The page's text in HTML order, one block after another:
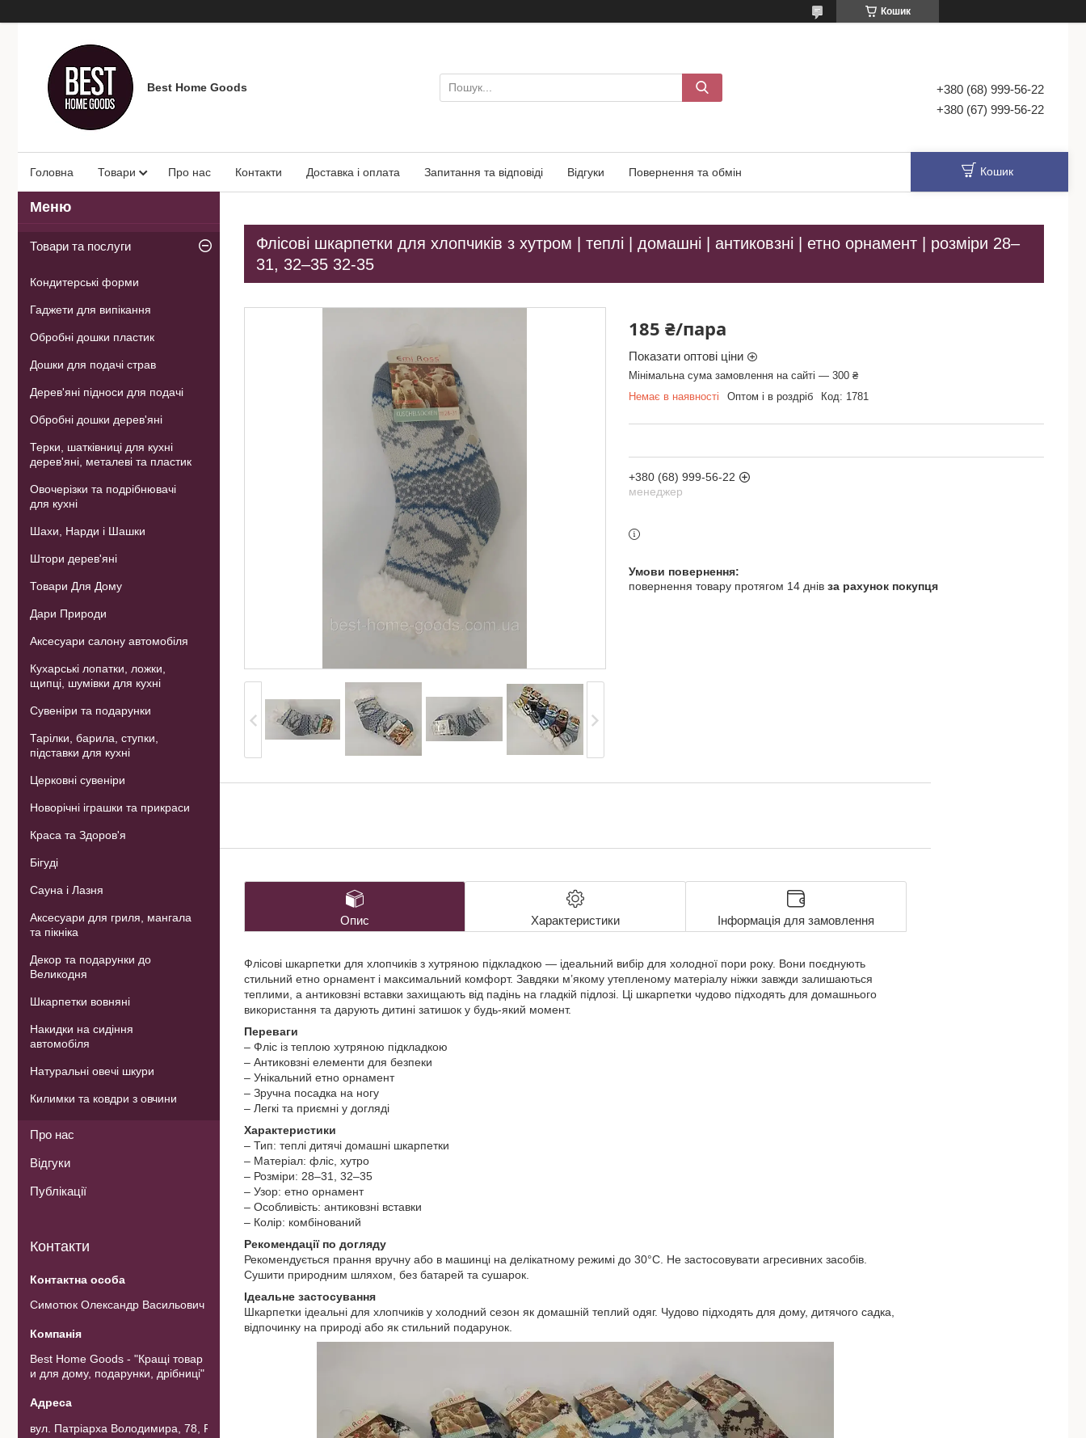
Кошик
Best Home Goods
+380 (68) 999-56-22
+380 (67) 999-56-22
Головна Товари Про нас Контакти Доставка і оплата Запитання та відповіді Відгуки Повернення та обмін Кошик
Флісові шкарпетки для хлопчиків з хутром | теплі | домашні | антиковзні | етно орнамент | розміри 28–
31, 32–35 32-35
185 ₴/пара
Показати оптові ціни
Мінімальна сума замовлення на сайті — 300 ₴
Немає в наявності
Оптом і в роздріб Код: 1781
+380 (68) 999-56-22
менеджер
повернення товару протягом 14 днів за рахунок покупця
Опис Характеристики Інформація для замовлення
Флісові шкарпетки для хлопчиків з хутряною підкладкою — ідеальний вибір для холодної пори року. Вони поєднують
стильний етно орнамент і максимальний комфорт. Завдяки м’якому утепленому матеріалу ніжки завжди залишаються
теплими, а антиковзні вставки захищають від падінь на гладкій підлозі. Ці шкарпетки чудово підходять для домашнього
використання та дарують дитині затишок у будь-який момент.
Переваги
– Фліс із теплою хутряною підкладкою
– Антиковзні елементи для безпеки
– Унікальний етно орнамент
– Зручна посадка на ногу
– Легкі та приємні у догляді
Характеристики
– Тип: теплі дитячі домашні шкарпетки
– Матеріал: фліс, хутро
– Розміри: 28–31, 32–35
– Узор: етно орнамент
– Особливість: антиковзні вставки
– Колір: комбінований
Рекомендації по догляду
Рекомендується прання вручну або в машинці на делікатному режимі до 30°C. Не застосовувати агресивних засобів.
Сушити природним шляхом, без батарей та сушарок.
Ідеальне застосування
Шкарпетки ідеальні для хлопчиків у холодний сезон як домашній теплий одяг. Чудово підходять для дому, дитячого садка,
відпочинку на природі або як стильний подарунок.
Товари та послуги
Кондитерські форми
Гаджети для випікання
Обробні дошки пластик
Дошки для подачі страв
Дерев'яні підноси для подачі
Обробні дошки дерев'яні
Терки, шатківниці для кухні
дерев'яні, металеві та пластик
Овочерізки та подрібнювачі
для кухні
Шахи, Нарди і Шашки
Штори дерев'яні
Товари Для Дому
Дари Природи
Аксесуари салону автомобіля
Кухарські лопатки, ложки,
щипці, шумівки для кухні
Сувеніри та подарунки
Тарілки, барила, ступки,
підставки для кухні
Церковні сувеніри
Новорічні іграшки та прикраси
Краса та Здоров'я
Бігуді
Сауна і Лазня
Аксесуари для гриля, мангала
та пікніка
Декор та подарунки до
Великодня
Шкарпетки вовняні
Накидки на сидіння
автомобіля
Натуральні овечі шкури
Килимки та ковдри з овчини
Про нас
Відгуки
Публікації
Контакти
Симотюк Олександр Васильович
Best Home Goods - "Кращі товар
и для дому, подарунки, дрібниці"
вул. Патріарха Володимира, 78, Рожнов, Україна